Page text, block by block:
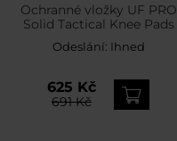
Ochranné vložky UF PRO
Solid Tactical Knee Pads
Odeslání: Ihned
625 Kč
691 Kč